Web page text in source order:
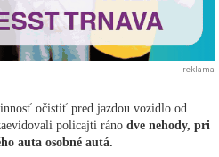
reklama
očistiť pred jazdou vozidlo od
policajti ráno dve nehody, pri
auta osobné autá.